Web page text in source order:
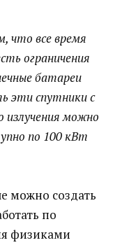
что все время
ограничения
батареи
эти спутники с
излучения можно
по 100 кВт
можно создать
по
физиками